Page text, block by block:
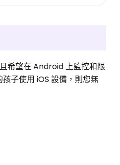
希望在 Android 上監控和限
子使用 iOS 設備，則您無